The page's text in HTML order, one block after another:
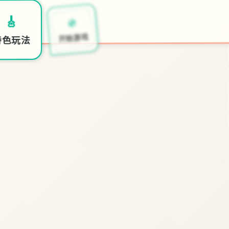
🎸
玩法
💿
开始游戏